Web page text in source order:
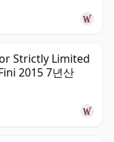
Strictly Limited
2015 7년산